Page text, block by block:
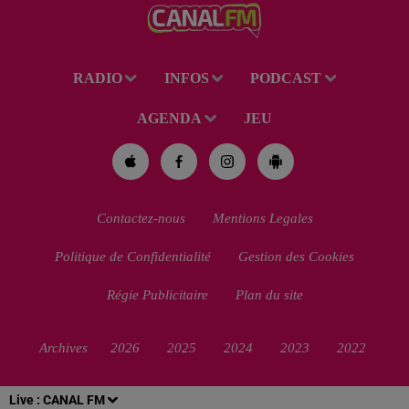
Live : CANAL FM
RADIO INFOS PODCAST
AGENDA JEU
Contactez-nous Mentions Legales
Politique de Confidentialité Gestion des Cookies
Régie Publicitaire Plan du site
Archives 2026 2025 2024 2023 2022